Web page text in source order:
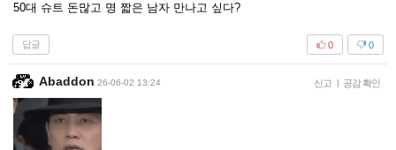
50대 슈트 돈많고 명 짧은 남자 만나고 싶다?
답글 0
0
Abaddon 26-06-02 13:24 신고 | 공감 확인